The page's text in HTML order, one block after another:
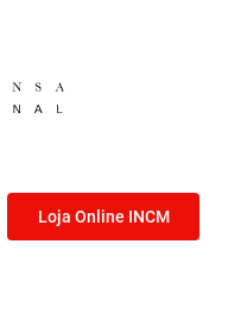
Loja Online INCM